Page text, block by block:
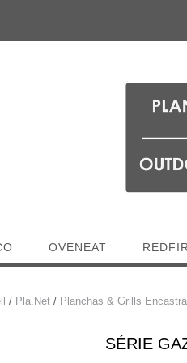
OVENEAT
/ Pla.Net/ Planchas & Grills
SÉRIE